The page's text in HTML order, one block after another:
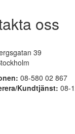
oss
39
08-580 02 867
Kundtjänst: 08-